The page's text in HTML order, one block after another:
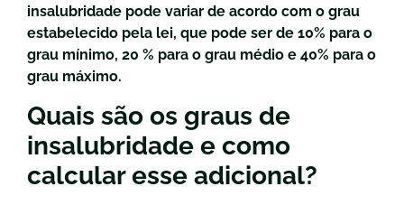
insalubridade pode variar de acordo com o grau
estabelecido pela lei, que pode ser de 10% para o
grau mínimo, 20 % para o grau médio e 40% para o
grau máximo.
Quais são os graus de
insalubridade e como
calcular esse adicional?